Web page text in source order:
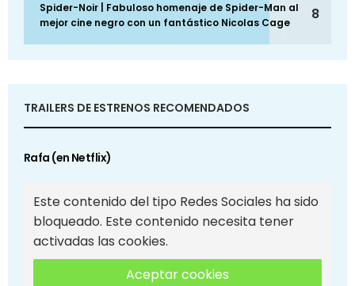
Spider-Noir | Fabuloso homenaje de Spider-Man al
mejor cine negro con un fantástico Nicolas Cage
8
TRAILERS DE ESTRENOS RECOMENDADOS
Rafa (en Netflix)
Este contenido del tipo Redes Sociales ha sido
bloqueado. Este contenido necesita tener
activadas las cookies.
Aceptar cookies